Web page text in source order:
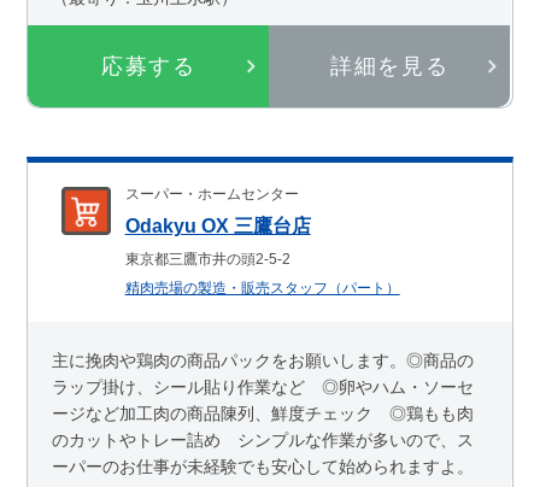
応募する 詳細を見る
スーパー・ホームセンター
Odakyu OX 三鷹台店
東京都三鷹市井の頭2-5-2
精肉売場の製造・販売スタッフ（パート）
主に挽肉や鶏肉の商品パックをお願いします。◎商品の
ラップ掛け、シール貼り作業など ◎卵やハム・ソーセ
ージなど加工肉の商品陳列、鮮度チェック ◎鶏もも肉
のカットやトレー詰め シンプルな作業が多いので、ス
ーパーのお仕事が未経験でも安心して始められますよ。